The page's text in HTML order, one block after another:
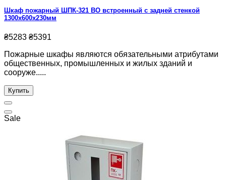
Шкаф пожарный ШПК-321 ВО встроенный с задней стенкой
1300х600х230мм
₴5283 ₴5391
Пожарные шкафы являются обязательными атрибутами
общественных, промышленных и жилых зданий и
сооруже.....
Купить
Sale